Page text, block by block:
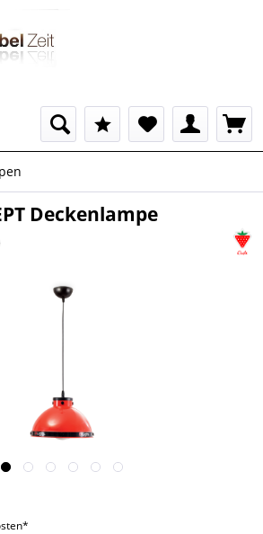
Deckenlampe